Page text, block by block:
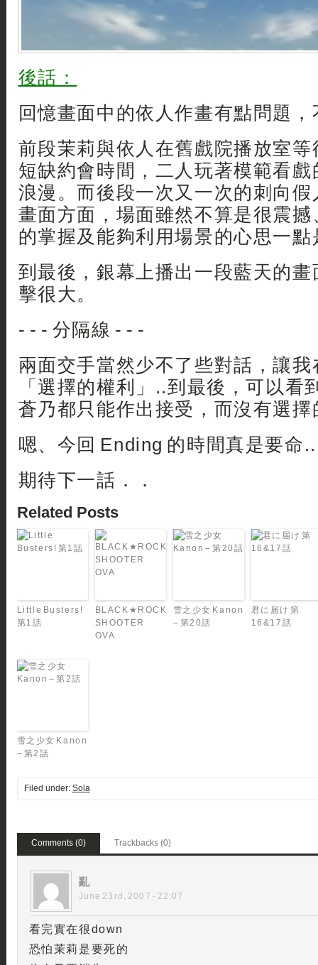
後話：
回憶畫面中的依人作畫有點問題
前段茉莉與依人在舊戲院播放室
短缺約會時間，二人玩著模範看
浪漫。而後段一次又一次的刺向
畫面方面，場面雖然不算是很震
的掌握及能夠利用場景的心思一
到最後，銀幕上播出一段藍天的
擊很大。
- - - 分隔線 - - -
兩面交手當然少不了些對話，讓
「選擇的權利」..到最後，可以看
蒼乃都只能作出接受，而沒有選擇
嗯、今回 Ending 的時間真是要命
期待下一話．．
Related Posts
Little Busters!
第1話
BLACK★ROCK
SHOOTER
OVA
雪之少女 Kanon
– 第20話
君に届け 第
16&17話
雪之少女 Kanon
– 第2話
Filed under: Sola
Comments (0) Trackbacks (0)
亂
June 23rd, 2007 - 22:07
看完實在很down
恐怕茉莉是要死的